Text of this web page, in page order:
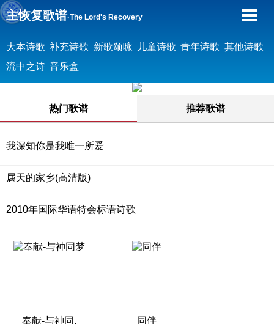
主恢复歌谱·The Lord's Recovery
大本诗歌 补充诗歌 新歌颂咏 儿童诗歌 青年诗歌 其他诗歌
流中之诗 音乐盒
热门歌谱 推荐歌谱
我深知你是我唯一所爱
属天的家乡(高清版)
2010年国际华语特会标语诗歌
奉献-与神同. 同伴